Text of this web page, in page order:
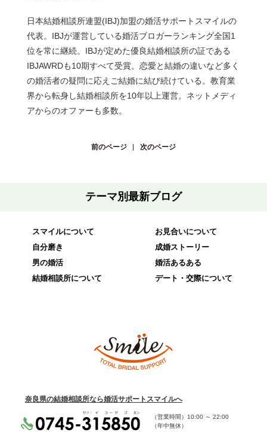
日本結婚相談所連盟(IBJ)加盟の婚活サポートスマイルの
代表。IBJが運営している婚活ブロガーランキング全国1
位を常に継続。IBJが定めた優良結婚相談所の証である
IBJAWRDも10期すべて受賞。恋愛と結婚の違いなど多く
の婚活者の疑問に応えご結婚に結び続けている。教育業
界から転身し結婚相談所を10年以上運営。ネットメディ
アからのオファーも多数。
前のページ 次のページ
テーマ別最新ブログ
スマイルについて
自分磨き
男の婚活
結婚相談所について
お見合いについて
成婚ストーリー
婚活あるある
デート・交際について
奈良県の結婚相談所なら婚活サポートスマイルへ
（営業時間） 10:00 ～22:00
（年中無休）